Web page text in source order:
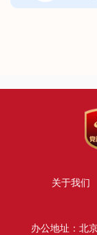
关于我们
办公地址：北